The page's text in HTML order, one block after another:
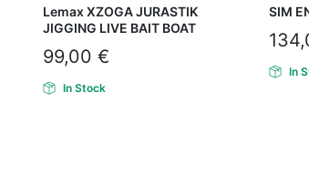
Lemax XZOGA JURASTIK
JIGGING LIVE BAIT BOAT
99,00 €
In Stock
SIM
In